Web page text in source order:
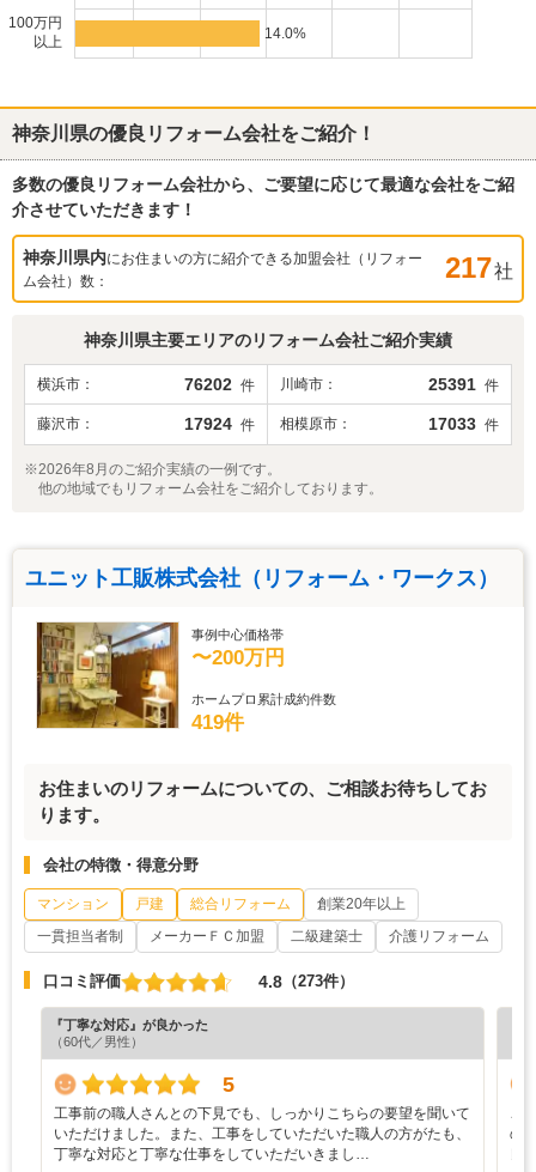
100万円
以上
14.0%
神奈川県の優良リフォーム会社をご紹介！
多数の優良リフォーム会社から、ご要望に応じて最適な会社をご紹
介させていただきます！
神奈川県内にお住まいの方に紹介できる加盟会社（リフォー
ム会社）数：
217社
神奈川県主要エリアのリフォーム会社ご紹介実績
横浜市 76202 件 川崎市 25391 件
藤沢市 17924 件 相模原市 17033 件
※2026年8月のご紹介実績の一例です。
他の地域でもリフォーム会社をご紹介しております。
ユニット工販株式会社（リフォーム・ワークス）
事例中心価格帯
〜200万円
ホームプロ累計成約件数
419件
お住まいのリフォームについての、ご相談お待ちしてお
ります。
会社の特徴・得意分野
マンション 戸建 総合リフォーム
創業20年以上
一貫担当者制
メーカーＦＣ加盟 二級建築士 介護リフォーム
口コミ評価 4.8 （273件）
『丁寧な対応』が良かった
（60代／男性）
5
工事前の職人さんとの下見でも、しっかりこちらの要望を聞いて
いただけました。また、工事をしていただいた職人の方がたも、
丁寧な対応と丁寧な仕事をしていただいきまし…
こ
の